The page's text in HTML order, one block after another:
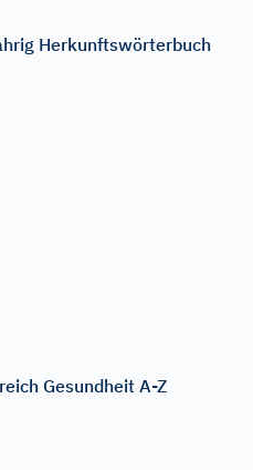
Herkunftswörterbuch
Gesundheit A-Z